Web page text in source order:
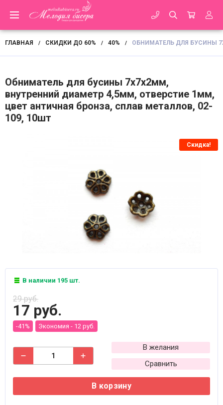
ГЛАВНАЯ / СКИДКИ ДО 60% / 40% / ОБНИМАТЕЛЬ ДЛЯ БУСИНЫ
Обниматель для бусины 7х7х2мм,
внутренний диаметр 4,5мм, отверстие 1мм,
цвет античная бронза, сплав металлов, 02-
109, 10шт
Скидка!
В наличии 195 шт.
29 руб.
17 руб.
-41% Экономия - 12 руб.
В желания
Сравнить
В корзину